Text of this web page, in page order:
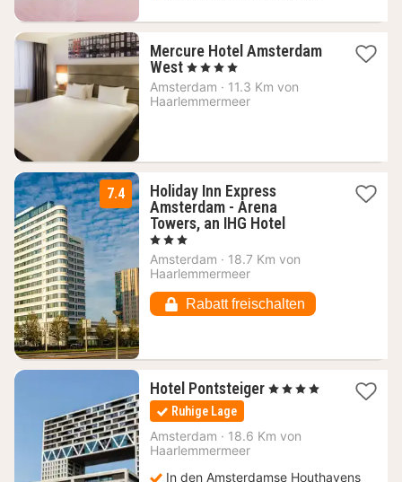
Mercure Hotel Amsterdam
West 1
Nacht
ab
, 4 Sterne
Amsterdam · 11.3 Km von
Haarlemmermeer
7.4
Holiday Inn Express
Amsterdam - Arena
Towers, an IHG Hotel1
ab
, 3 Sterne
Amsterdam · 18.7 Km von
Haarlemmermeer
Rabatt freischalten
Hotel Pontsteiger 1
108,34
, 4 Sterne
Ruhige Lage
Amsterdam · 18.6 Km von
Haarlemmermeer
In den Amsterdamse Houthavens